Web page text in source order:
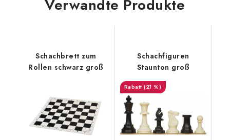
Verwandte Produkte
Schachbrett zum
Rollen schwarz groß
Schachfiguren
Staunton groß
(21 %)